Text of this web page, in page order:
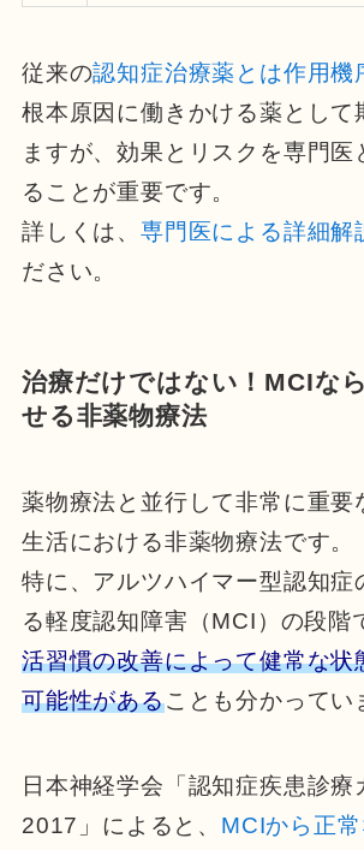
従来の認知症治療薬とは作用機
根本原因に働きかける薬として
ますが、効果とリスクを専門医
ることが重要です。
詳しくは、 専門医による詳細解
ださい。
治療だけではない！MCIな
せる非薬物療法
薬物療法と並行して非常に重要
生活における非薬物療法です。
特に、アルツハイマー型認知症
る軽度認知障害（MCI）の段階
活習慣の改善によって健常な状
可能性があることも分かってい
日本神経学会「認知症疾患診療
2017」によると、 MCIから正